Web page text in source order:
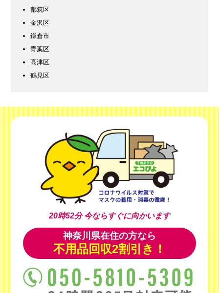
都筑区
金沢区
鎌倉市
青葉区
高津区
鶴見区
20時52分今ならすぐに向かいます
神奈川県在住の方なら
不用品回収2割引き！